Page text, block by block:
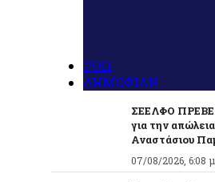
ΡΟΗ
ΔΗΜΟΦΙΛΗ
ΣΕΕΛΦΟ
για την
Αναστάσιου
07/08/2026, 6:08